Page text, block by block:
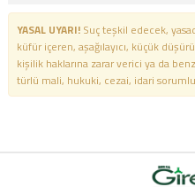
YASAL UYARI!Suç teşkil edecek,
küfür içeren, aşağılayıcı, küçük
kişilik haklarına zarar verici ya da
türlü mali, hukuki, cezai, idari